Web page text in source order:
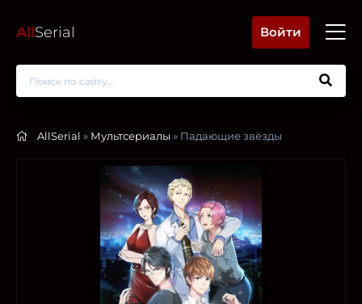
AllSerial Войти
AllSerial » Мультсериалы » Падающие звёзды